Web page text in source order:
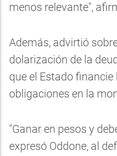
menos relevante",
Además, advirtió
dolarización de la
que el Estado
obligaciones en la
"Ganar en pesos y
expresó Oddone, al